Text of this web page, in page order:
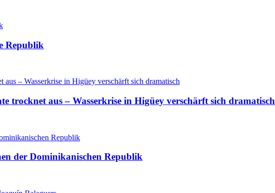
Republik
trocknet aus – Wasserkrise in Higüey verschärft sich dramatisch
der Dominikanischen Republik